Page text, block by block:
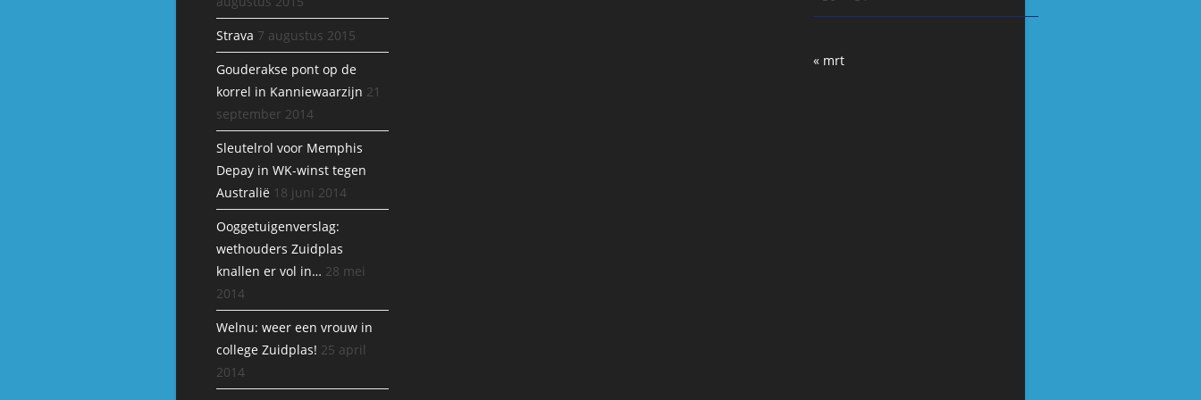
Strava 7 augustus 2015
Gouderakse pont op de
korrel in Kanniewaarzijn 21
september 2014
Sleutelrol voor Memphis
Depay in WK-winst tegen
Australië 18 juni 2014
Ooggetuigenverslag:
wethouders Zuidplas
knallen er vol in… 28 mei
2014
Welnu: weer een vrouw in
college Zuidplas! 25 april
2014
« mrt